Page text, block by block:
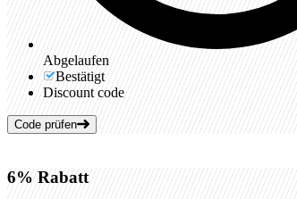
Abgelaufen
Bestätigt
Discount code
Code prüfen
6% Rabatt